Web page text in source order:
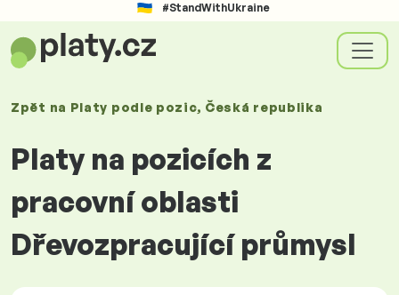
#StandWithUkraine
Zpět na Platy podle pozic, Česká republika
Platy na pozicích z
pracovní oblasti
Dřevozpracující průmysl